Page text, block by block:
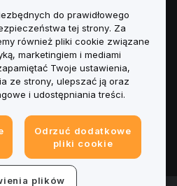
do prawidłowego
tej strony. Za
również pliki cookie związane
marketingiem i mediami
Twoje ustawienia,
ze strony, ulepszać ją oraz
i udostępniania treści.
Odrzuć dodatkowe
pliki cookie
plików